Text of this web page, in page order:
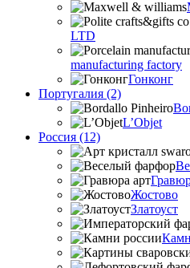
LTD
manufacturing factory
Гонконг
Португалия (2)
L’Objet
Россия (12)
Жостово
Златоуст